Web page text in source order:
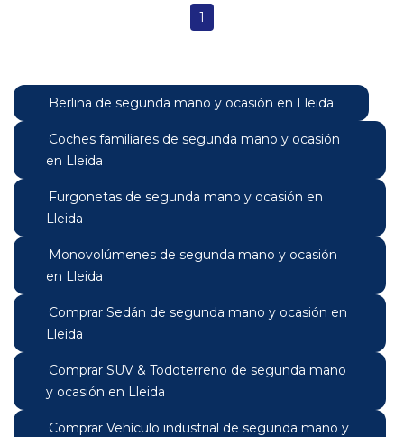
1
Berlina de segunda mano y ocasión en Lleida
Coches familiares de segunda mano y ocasión
en Lleida
Furgonetas de segunda mano y ocasión en
Lleida
Monovolúmenes de segunda mano y ocasión
en Lleida
Comprar Sedán de segunda mano y ocasión en
Lleida
Comprar SUV & Todoterreno de segunda mano
y ocasión en Lleida
Comprar Vehículo industrial de segunda mano y